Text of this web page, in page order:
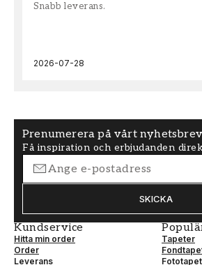
Snabb leverans.
2026-07-28
Prenumerera på vårt nyhetsbrev
Få inspiration och erbjudanden
SKICKA
Kundservice
Hitta min order
Order
Leverans
Tapeter